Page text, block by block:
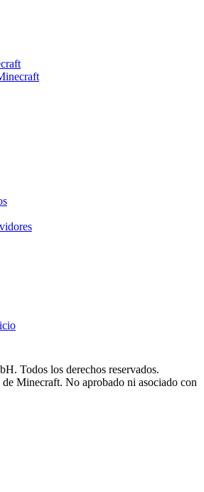
Todos los derechos reservados.
Minecraft. No aprobado ni asociado con